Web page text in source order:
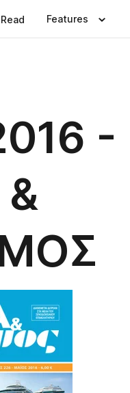
Read Features
-